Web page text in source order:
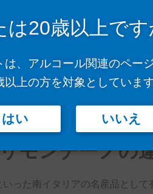
特に質の高いものを厳選し、
ルに漬け込むことでレモンの香
は、歴史的な街並みや瀬戸内海
ートへのアレンジでもその魅力
モンチーノの
った南イタリアの名産品とし
は20歳以上です
、アルコール関連のページ
以上の方を対象としています
はい いいえ